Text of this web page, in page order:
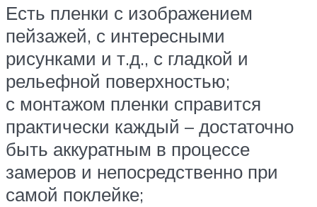
Есть пленки с изображением
пейзажей, с интересными
рисунками и т.д., с гладкой и
рельефной поверхностью;
с монтажом пленки справится
практически каждый – достаточно
быть аккуратным в процессе
замеров и непосредственно при
самой поклейке;